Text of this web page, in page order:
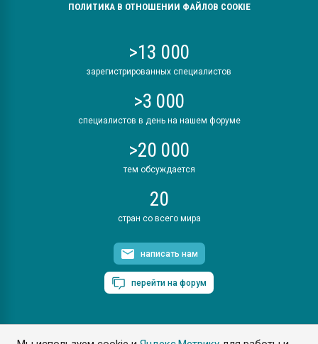
ПОЛИТИКА В ОТНОШЕНИИ ФАЙЛОВ COOKIE
>13 000
зарегистрированных специалистов
>3 000
специалистов в день на нашем форуме
>20 000
тем обсуждается
20
стран со всего мира
написать нам
перейти на форум